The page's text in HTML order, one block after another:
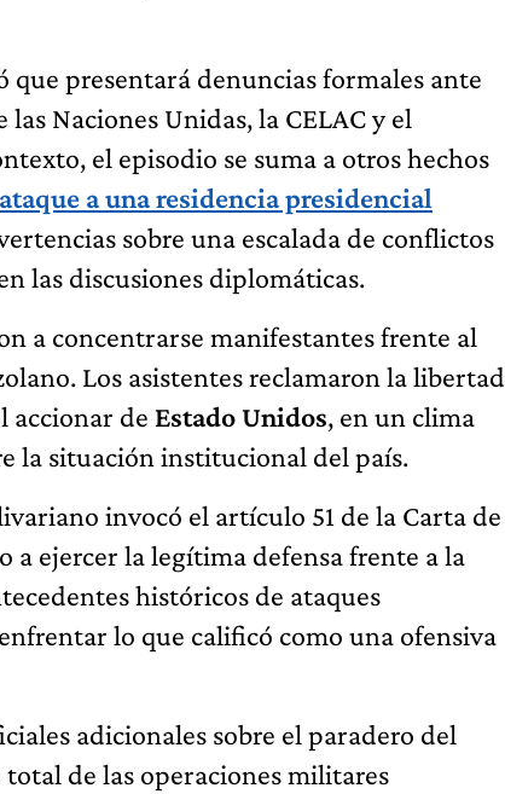
presentará denuncias formales ante
Naciones Unidas, la CELAC y el
el episodio se suma a otros hechos
ataque a una residencia presidencial
sobre una escalada de conflictos
las discusiones diplomáticas.
a concentrarse manifestantes frente al
Los asistentes reclamaron la libertad
accionar de Estado Unidos, en un clima
la situación institucional del país.
invocó el artículo 51 de la Carta de
a ejercer la legítima defensa frente a la
históricos de ataques
lo que calificó como una ofensiva
adicionales sobre el paradero del
de las operaciones militares